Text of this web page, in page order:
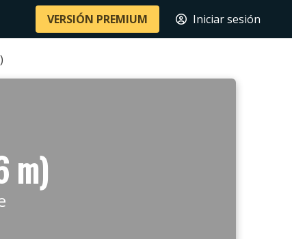
VERSIÓN PREMIUM Iniciar sesión
m)